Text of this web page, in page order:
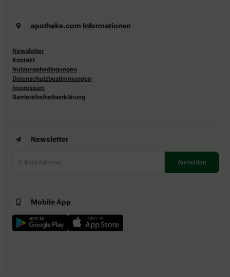
apotheke.com Informationen
Newsletter
Kontakt
Nutzungsbedingungen
Datenschutzbestimmungen
Impressum
Barrierefreiheitserklärung
Newsletter
Mobile App